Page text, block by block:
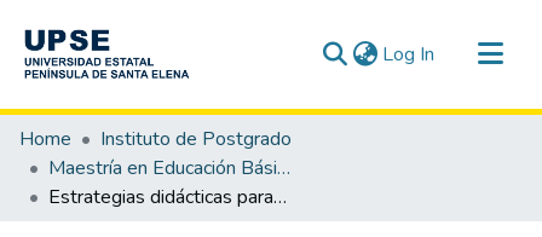
Log In (current)
Communities & Collections
All of DSpace
Statistics
Home
Instituto de Postgrado
Maestría en Educación Básica
Estrategias didácticas para casos de inclusión de trastorno del espectro autista